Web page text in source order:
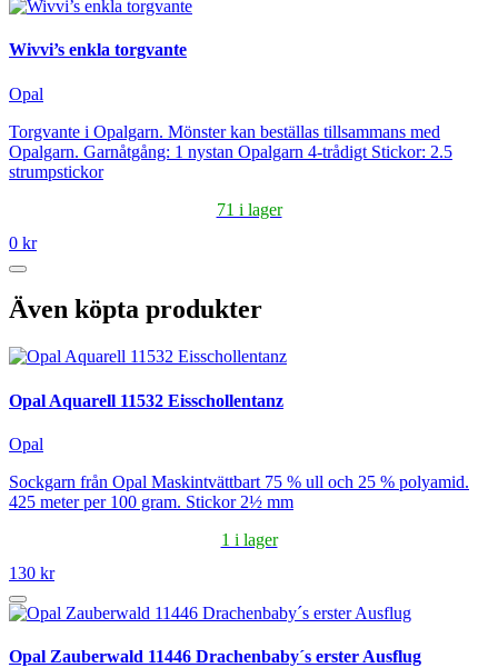
Wivvi’s enkla torgvante
Opal
Torgvante i Opalgarn. Mönster kan beställas tillsammans med
Opalgarn. Garnåtgång: 1 nystan Opalgarn 4-trådigt Stickor: 2.5
strumpstickor
71 i lager
0 kr
Även köpta produkter
Opal Aquarell 11532 Eisschollentanz
Opal
Sockgarn från Opal Maskintvättbart 75 % ull och 25 % polyamid.
425 meter per 100 gram. Stickor 2½ mm
1 i lager
130 kr
Opal Zauberwald 11446 Drachenbaby´s erster Ausflug